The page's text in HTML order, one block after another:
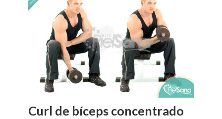
Curl de bíceps concentrado